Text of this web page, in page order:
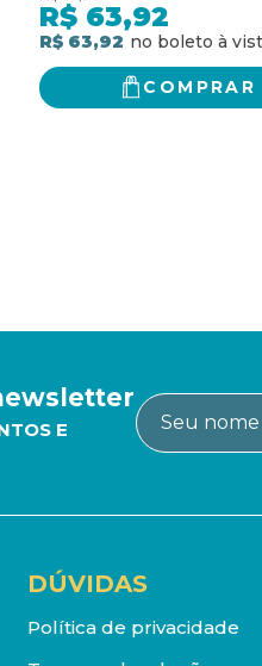
HISTÓRIA SOCIAL À
HISTÓRIA LINGUÍSTICA
R$ 63,92
R$ 63,92
COMPRAR
E
DÚVIDAS
Política de privacidade